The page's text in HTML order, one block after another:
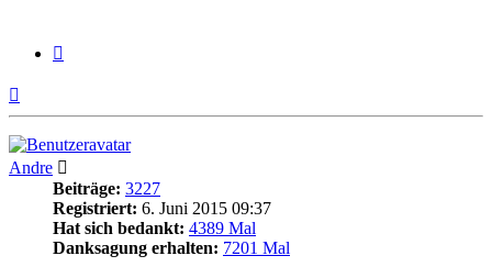
oben
Andre
Beiträge: 3227
Registriert: 6. Juni 2015 09:37
Hat sich bedankt: 4389 Mal
Danksagung erhalten: 7201 Mal